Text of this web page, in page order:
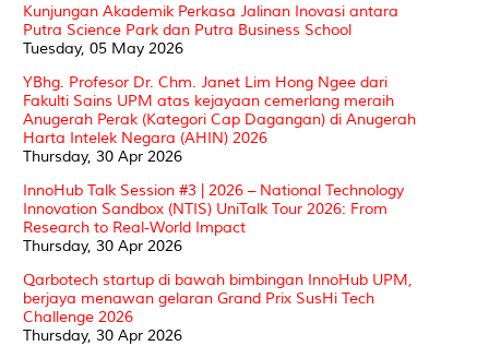
Kunjungan Akademik Perkasa Jalinan Inovasi antara
Putra Science Park dan Putra Business School
Tuesday, 05 May 2026
YBhg. Profesor Dr. Chm. Janet Lim Hong Ngee dari
Fakulti Sains UPM atas kejayaan cemerlang meraih
Anugerah Perak (Kategori Cap Dagangan) di Anugerah
Harta Intelek Negara (AHIN) 2026
Thursday, 30 Apr 2026
InnoHub Talk Session #3 | 2026 – National Technology
Innovation Sandbox (NTIS) UniTalk Tour 2026: From
Research to Real-World Impact
Thursday, 30 Apr 2026
Qarbotech startup di bawah bimbingan InnoHub UPM,
berjaya menawan gelaran Grand Prix SusHi Tech
Challenge 2026
Thursday, 30 Apr 2026